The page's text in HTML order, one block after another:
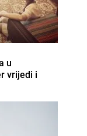
u
vrijedi i